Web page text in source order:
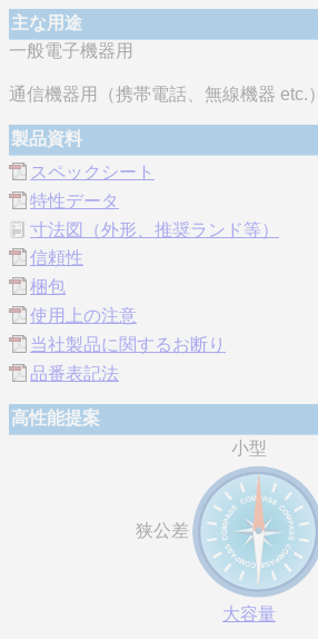
主な用途
一般電子機器用
通信機器用（携帯電話、無線機器 etc.）
製品資料
スペックシート
特性データ
寸法図（外形、推奨ランド等）
信頼性
梱包
使用上の注意
当社製品に関するお断り
品番表記法
高性能提案
小型
狭公差
大容量